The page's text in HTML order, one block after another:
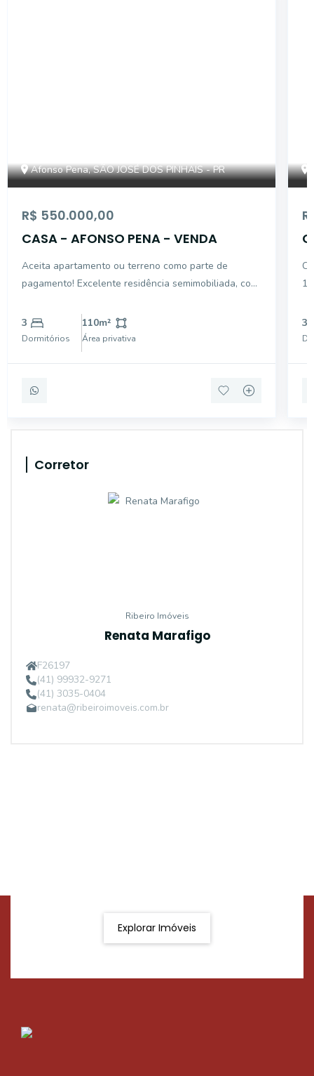
Afonso Pena, SÃO JOSÉ DOS PINHAIS - PR
R$ 550.000,00
CASA - AFONSO PENA - VENDA
Aceita apartamento ou terreno como parte de
pagamento! Excelente residência semimobiliada, com
45m² averbados. O imóvel conta com 03 quartos,
sendo 01 suíte, sala de estar e jantar integradas,
3
Dormitórios
110m²
Área privativa
3
Corretor
Ribeiro Imóveis
Renata Marafigo
F26197
(41) 99932-9271
(41) 3035-0404
renata@ribeiroimoveis.com.br
Explorar Imóveis